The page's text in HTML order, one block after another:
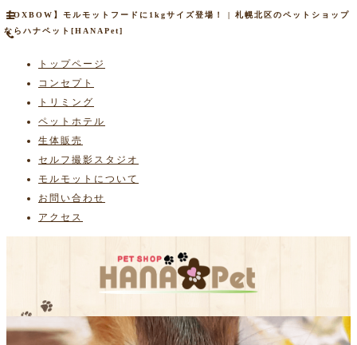
【OXBOW】モルモットフードに1kgサイズ登場！ | 札幌北区のペットショップ
ならハナペット[HANAPet]
トップページ
コンセプト
トリミング
ペットホテル
生体販売
セルフ撮影スタジオ
モルモットについて
お問い合わせ
アクセス